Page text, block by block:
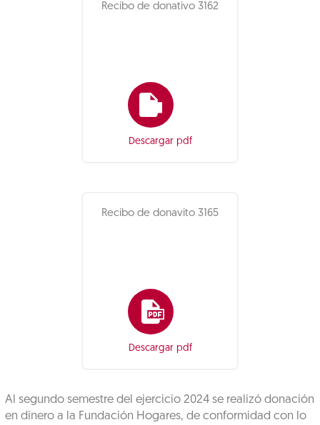
Recibo de donativo 3162
Descargar pdf
Recibo de donavito 3165
Descargar pdf
Al segundo semestre del ejercicio 2024 se realizó donación
en dinero a la Fundación Hogares, de conformidad con lo